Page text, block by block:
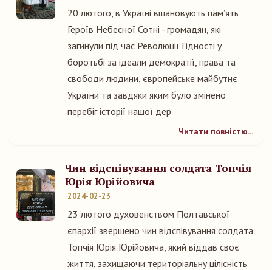
20 лютого, в Україні вшановують пам’ять
Героїв Небесної Сотні - громадян, які
загинули під час Революції Гідності у
боротьбі за ідеали демократії, права та
свободи людини, європейське майбутнє
України та завдяки яким було змінено
перебіг історії нашої дер
Читати повністю...
Чин відспівування солдата Топчія
Юрія Юрійовича
2024-02-23
23 лютого духовенством Полтавської
єпархії звершено чин відспівування солдата
Топчія Юрія Юрійовича, який віддав своє
життя, захищаючи територіальну цілісність